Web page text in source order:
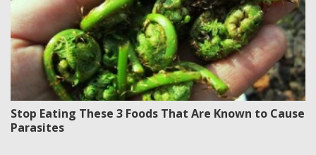
Stop Eating These 3 Foods That Are Known to Cause
Parasites